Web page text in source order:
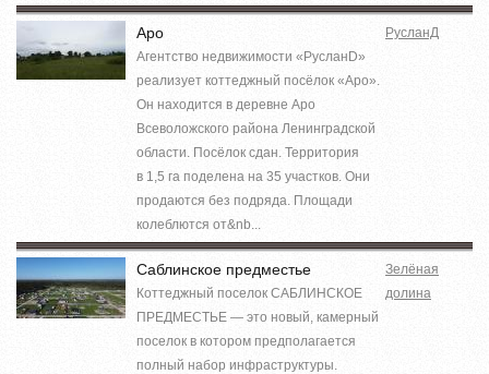
Аро
Агентство недвижимости «РусланD»
реализует коттеджный посёлок «Аро».
Он находится в деревне Аро
Всеволожского района Ленинградской
области. Посёлок сдан. Территория
в 1,5 га поделена на 35 участков. Они
продаются без подряда. Площади
колеблются от&nb...
РусланД
Саблинское предместье
Коттеджный поселок САБЛИНСКОЕ
ПРЕДМЕСТЬЕ — это новый, камерный
поселок в котором предполагается
полный набор инфраструктуры.
Зелёная
долина